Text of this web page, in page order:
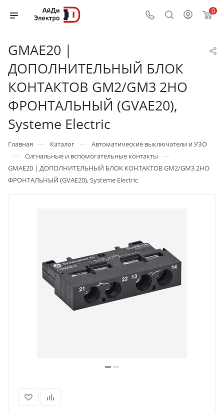
0
GMAE20 |
ДОПОЛНИТЕЛЬНЫЙ БЛОК
КОНТАКТОВ GM2/GM3 2НО
ФРОНТАЛЬНЫЙ (GVAE20),
Systeme Electric
Главная — Каталог — Автоматические выключатели и УЗО
— Сигнальные и вспомогательные контакты —
GMAE20 | ДОПОЛНИТЕЛЬНЫЙ БЛОК КОНТАКТОВ GM2/GM3 2НО
ФРОНТАЛЬНЫЙ (GVAE20), Systeme Electric